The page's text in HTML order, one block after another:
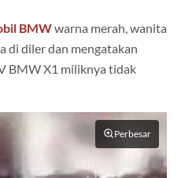
BMWwarna merah, wanita
di diler dan mengatakan
BMW X1 miliknya tidak
Perbesar